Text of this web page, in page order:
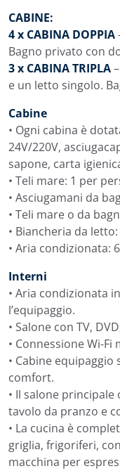
CABINE:
4 x CABINA DOPPIA
Bagno privato con
3 x CABINA TRIPLA
e un letto singolo.
Cabine
• Ogni cabina è
24V/220V,
sapone, carta
• Teli mare: 1 per
• Asciugamani da
• Teli mare o da
• Biancheria da
• Aria condizionata:
Interni
• Aria condizionata
l’equipaggio.
• Salone con TV,
• Connessione Wi-
• Cabine
comfort.
• Il salone
tavolo da pranzo e
• La cucina è
griglia, frigoriferi,
macchina per